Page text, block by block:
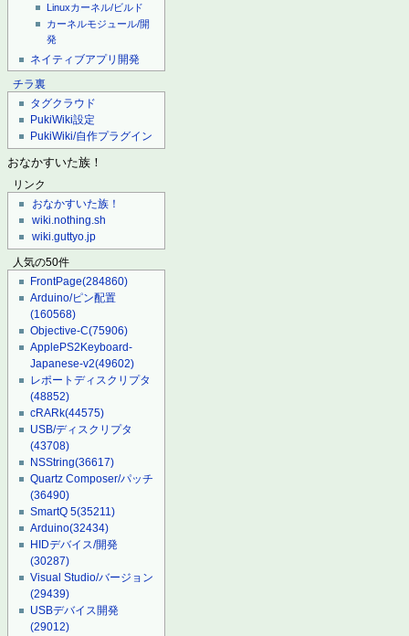
Linuxカーネル/ビルド
カーネルモジュール/開
発
ネイティブアプリ開発
チラ裏
タグクラウド
PukiWiki設定
PukiWiki/自作プラグイン
おなかすいた族！
リンク
おなかすいた族！
wiki.nothing.sh
wiki.guttyo.jp
人気の50件
FrontPage(284860)
Arduino/ピン配置
(160568)
Objective-C(75906)
ApplePS2Keyboard-
Japanese-v2(49602)
レポートディスクリプタ
(48852)
cRARk(44575)
USB/ディスクリプタ
(43708)
NSString(36617)
Quartz Composer/パッチ
(36490)
SmartQ 5(35211)
Arduino(32434)
HIDデバイス/開発
(30287)
Visual Studio/バージョン
(29439)
USBデバイス開発
(29012)